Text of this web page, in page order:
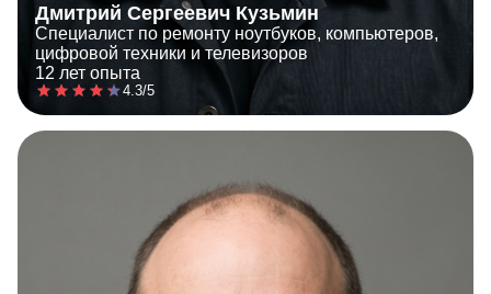
Дмитрий Сергеевич Кузьмин
Специалист по ремонту ноутбуков, компьютеров,
цифровой техники и телевизоров
12 лет опыта
4.3/5